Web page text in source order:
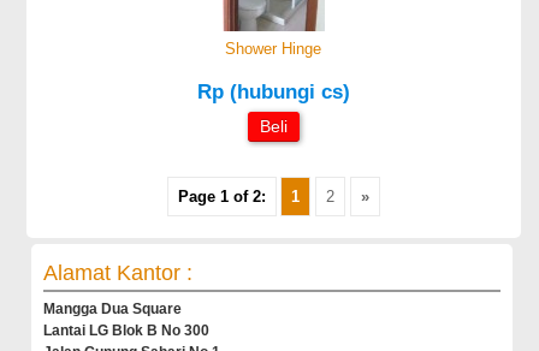
Shower Hinge
Rp (hubungi cs)
Beli
Page 1 of 2: 1 2 »
Alamat Kantor :
Mangga Dua Square
Lantai LG Blok B No 300